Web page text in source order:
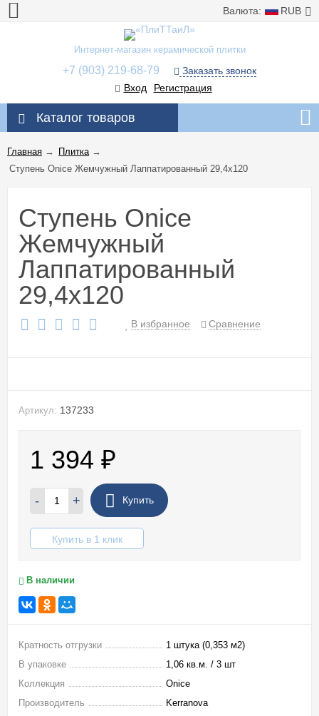
Валюта: RUB
Интернет-магазин керамической плитки
+7 (903) 219-68-79
Заказать звонок
Вход
Регистрация
Каталог товаров
Главная → Плитка→
Ступень Onice Жемчужный Лаппатированный 29,4x120
Ступень Onice
Жемчужный
Лаппатированный
29,4x120
В избранное Сравнение
Артикул: 137233
1 394 ₽
- + Купить
Купить в 1 клик
В наличии
Кратность отгрузки
1 штука (0,353 м2)
В упаковке
1,06 кв.м. / 3 шт
Коллекция
Onice
Производитель
Kerranova